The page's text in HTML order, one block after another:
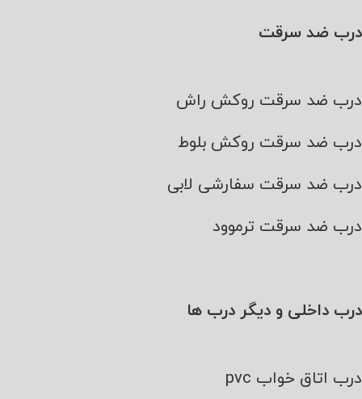
درب ضد سرقت
درب ضد سرقت روکش راش
درب ضد سرقت روکش بلوط
درب ضد سرقت سفارشی لابی
درب ضد سرقت ترموود
درب داخلی و دیگر درب ها
درب اتاق خواب pvc